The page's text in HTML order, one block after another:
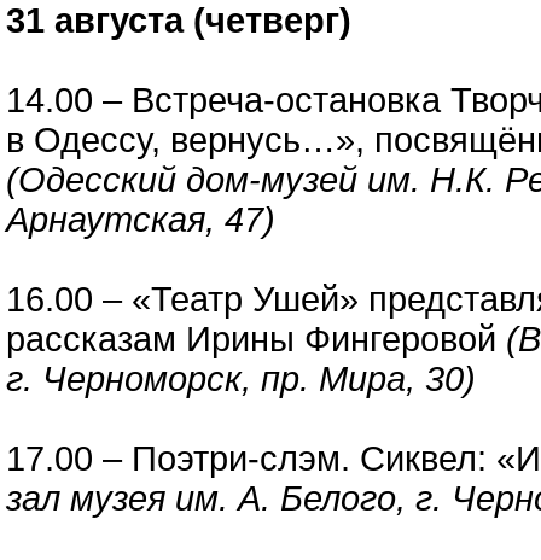
31 августа (четверг)
14.00 – Встреча-остановка
в Одессу, вернусь…»,
(Одесский дом-музей им. Н.К.
Арнаутская, 47)
16.00 – «Театр Ушей»
рассказам Ирины Фингеровой
г. Черноморск, пр. Мира, 30)
17.00 – Поэтри-слэм. Сиквел:
зал музея им. А. Белого, г.